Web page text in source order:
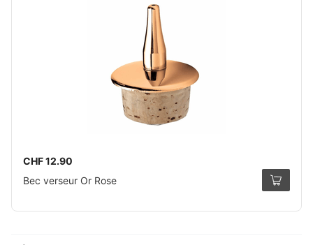
CHF 12.90
Bec verseur Or Rose